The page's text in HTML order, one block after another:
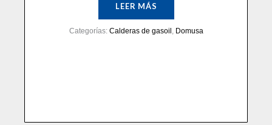
LEER MÁS
Categorías: Calderas de gasoil Domusa